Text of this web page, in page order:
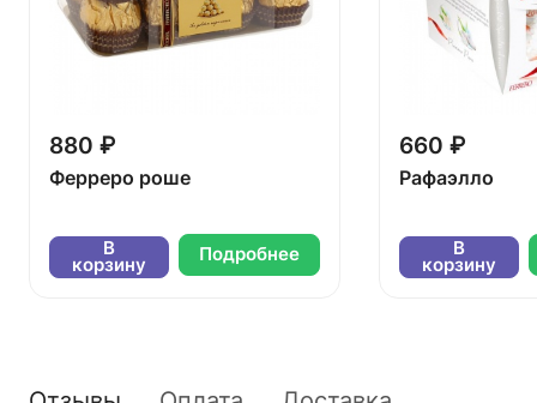
880 ₽
Ферреро роше
В
корзину Подробнее
660 ₽
Рафаэлло
В
корзину